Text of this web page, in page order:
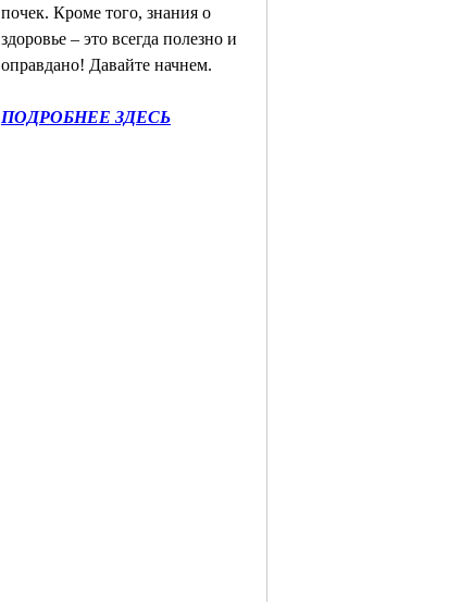
почек. Кроме того, знания о
здоровье – это всегда полезно и
оправдано! Давайте начнем.
ПОДРОБНЕЕ ЗДЕСЬ